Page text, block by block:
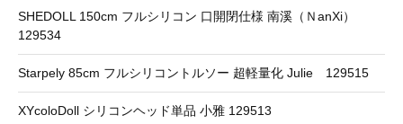
SHEDOLL 150cm フルシリコン 口開閉仕様 南溪（ＮanXi）
129534
Starpely 85cm フルシリコントルソー 超軽量化 Julie 129515
XYcoloDoll シリコンヘッド単品 小雅 129513